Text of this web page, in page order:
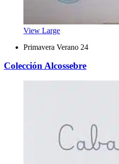
View Large
Primavera Verano 24
Colección Alcossebre